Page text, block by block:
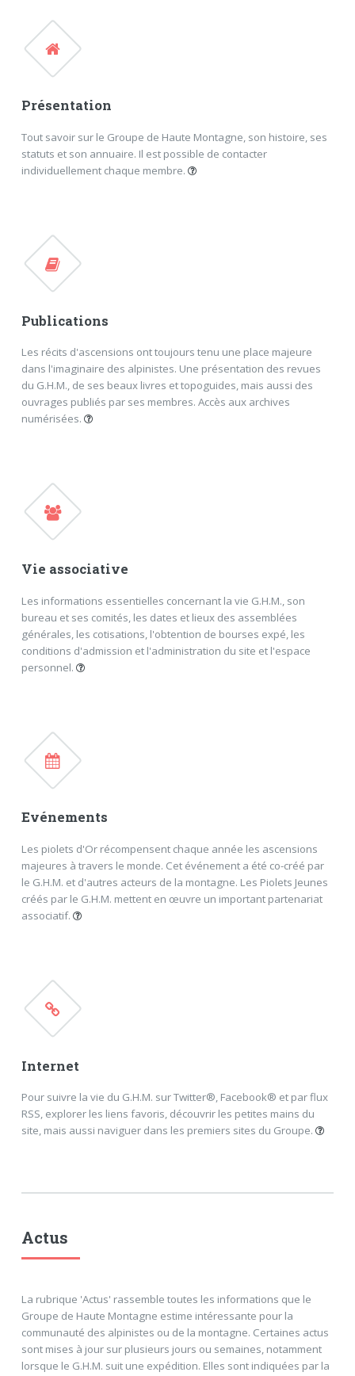
Actus
Tribunes
Dossiers
FERMER
Présentation
Tout savoir sur le Groupe de Haute Montagne, son histoire, ses
statuts et son annuaire. Il est possible de contacter
individuellement chaque membre.
Annuaire
FERMER
Publications
Les récits d'ascensions ont toujours tenu une place majeure
dans l'imaginaire des alpinistes. Une présentation des revues
du G.H.M., de ses beaux livres et topoguides, mais aussi des
ouvrages publiés par ses membres. Accès aux archives
numérisées.
Les Annales
Alpinisme
La Montagne & Alpinisme
Topoguides
Ouvrages des membres
FERMER
Vie associative
Les informations essentielles concernant la vie G.H.M., son
bureau et ses comités, les dates et lieux des assemblées
générales, les cotisations, l'obtention de bourses expé, les
conditions d'admission et l'administration du site et l'espace
personnel.
Assemblée générale
Cotisations
Documents en ligne
Admission
Evénements
Les piolets d'Or récompensent chaque année les ascensions
majeures à travers le monde. Cet événement a été co-créé par
le G.H.M. et d'autres acteurs de la montagne. Les Piolets Jeunes
créés par le G.H.M. mettent en œuvre un important partenariat
associatif.
FERMER
Internet
Pour suivre la vie du G.H.M. sur Twitter®, Facebook® et par flux
RSS, explorer les liens favoris, découvrir les petites mains du
site, mais aussi naviguer dans les premiers sites du Groupe.
FERMER
Actus
La rubrique 'Actus' rassemble toutes les informations que le
Groupe de Haute Montagne estime intéressante pour la
communauté des alpinistes ou de la montagne. Certaines actus
sont mises à jour sur plusieurs jours ou semaines, notamment
lorsque le G.H.M. suit une expédition. Elles sont indiquées par la